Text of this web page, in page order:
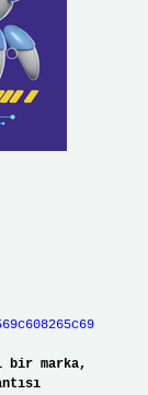
bir marka,